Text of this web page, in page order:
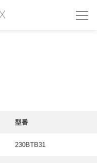
型番
230BTB31